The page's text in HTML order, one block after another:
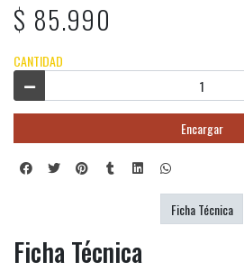
$ 85.990
CANTIDAD
Encargar
Ficha Técnica
Ficha Técnica